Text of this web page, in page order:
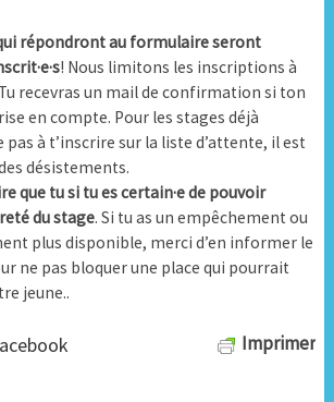
répondront au formulaire seront
! Nous limitons les inscriptions à
recevras un mail de confirmation si ton
en compte. Pour les stages déjà
pas à t’inscrire sur la liste d’attente, il est
désistements.
que tu si tu es certain·e de pouvoir
du stage. Si tu as un empêchement ou
plus disponible, merci d’en informer le
ne pas bloquer une place qui pourrait
jeune..
Imprimer